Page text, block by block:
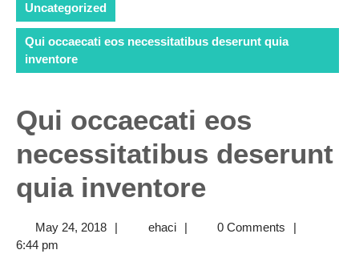
Uncategorized
Qui occaecati eos necessitatibus deserunt quia
inventore
Qui occaecati eos
necessitatibus deserunt
quia inventore
May 24, 2018May
| ehaciehaci
| 0 Comments
|
6:44 pm